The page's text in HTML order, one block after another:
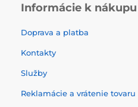
Informácie k nákupu
Doprava a platba
Kontakty
Služby
Reklamácie a vrátenie tovaru